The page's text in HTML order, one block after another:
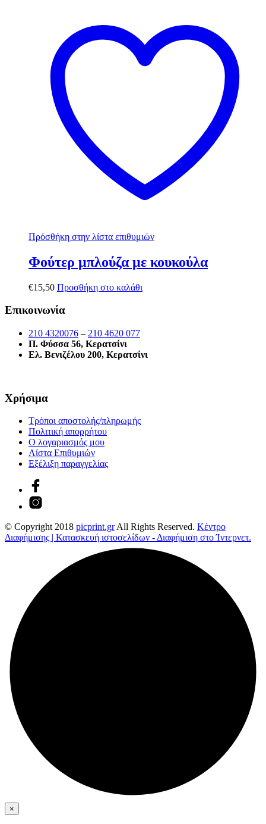
Πρόσθήκη στην λίστα επιθυμιών
Φούτερ μπλούζα με κουκούλα
€15,50 Προσθήκη στο καλάθι
Επικοινωνία
210 4320076 – 210 4620 077
Π. Φύσσα 56, Κερατσίνι
Ελ. Βενιζέλου 200, Κερατσίνι
Χρήσιμα
Τρόποι αποστολής/πληρωμής
Πολιτική απορρήτου
Ο λογαριασμός μου
Λίστα Επιθυμιών
Εξέλιξη παραγγελίας
© Copyright 2018 picprint.grAll Rights Reserved. Κέντρο
Διαφήμισης | Κατασκευή ιστοσελίδων - Διαφήμιση στο Ίντερνετ.
×